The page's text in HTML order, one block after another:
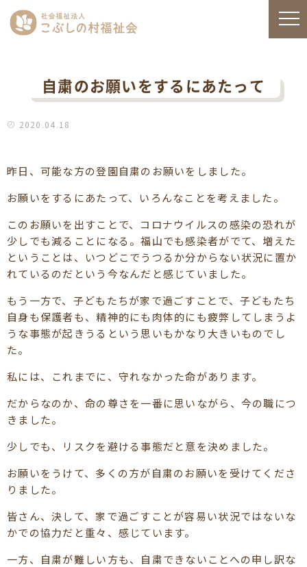
自粛のお願いをするにあたって
2020.04.18
昨日、可能な方の登園自粛のお願いをしました。
お願いをするにあたって、いろんなことを考えました。
このお願いを出すことで、コロナウイルスの感染の恐れが
少しでも減ることになる。福山でも感染者がでて、増えた
ということは、いつどこでうつるか分からない状況に置か
れているのだという今なんだと感じていました。
もう一方で、子どもたちが家で過ごすことで、子どもたち
自身も保護者も、精神的にも肉体的にも疲弊してしまうよ
うな事態が起きうるという思いもかなり大きいものでし
た。
私には、これまでに、守れなかった命があります。
だからなのか、命の尊さを一番に思いながら、今の職につ
きました。
少しでも、リスクを避ける事態だと意を決めました。
お願いをうけて、多くの方が自粛のお願いを受けてくださ
りました。
皆さん、決して、家で過ごすことが容易い状況ではないな
かでの協力だと重々、感じています。
一方、自粛が難しい方も、自粛できないことへの申し訳な